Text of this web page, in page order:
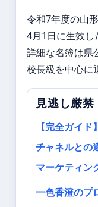
令和7年度の山
4月1日に生效
詳細な名簿は県
校長級を中心に
見逃し厳禁
【完全ガイ
チャネルとの
マーケティン
一色香澄のプ